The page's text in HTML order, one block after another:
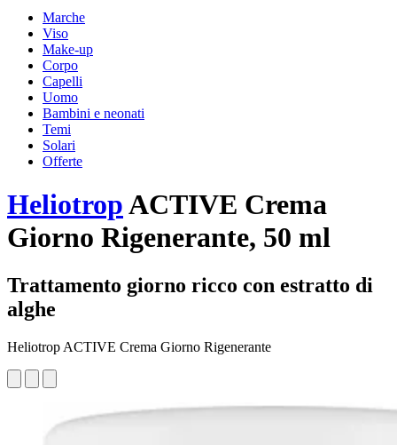
Marche
Viso
Make-up
Corpo
Capelli
Uomo
Bambini e neonati
Temi
Solari
Offerte
HeliotropACTIVE Crema
Giorno Rigenerante, 50 ml
Trattamento giorno ricco con estratto di
alghe
Heliotrop ACTIVE Crema Giorno Rigenerante